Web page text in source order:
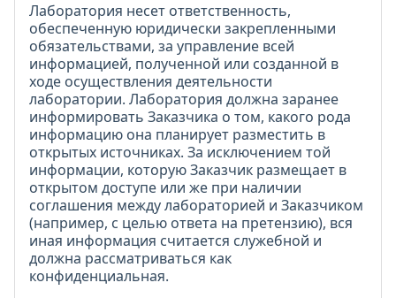
Лаборатория несет ответственность,
обеспеченную юридически закрепленными
обязательствами, за управление всей
информацией, полученной или созданной в
ходе осуществления деятельности
лаборатории. Лаборатория должна заранее
информировать Заказчика о том, какого рода
информацию она планирует разместить в
открытых источниках. За исключением той
информации, которую Заказчик размещает в
открытом доступе или же при наличии
соглашения между лабораторией и Заказчиком
(например, с целью ответа на претензию), вся
иная информация считается служебной и
должна рассматриваться как
конфиденциальная.